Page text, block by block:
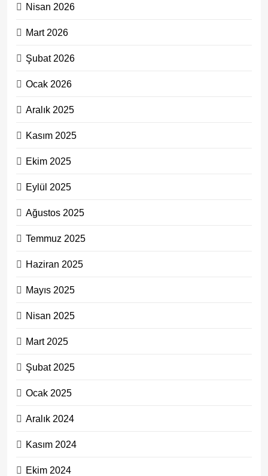
Nisan 2026
Mart 2026
Şubat 2026
Ocak 2026
Aralık 2025
Kasım 2025
Ekim 2025
Eylül 2025
Ağustos 2025
Temmuz 2025
Haziran 2025
Mayıs 2025
Nisan 2025
Mart 2025
Şubat 2025
Ocak 2025
Aralık 2024
Kasım 2024
Ekim 2024